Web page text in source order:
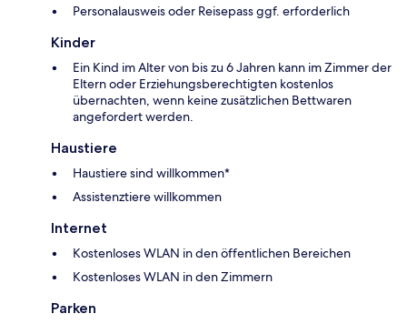
Personalausweis oder Reisepass ggf. erforderlich
Kinder
Ein Kind im Alter von bis zu 6 Jahren kann im Zimmer der
Eltern oder Erziehungsberechtigten kostenlos
übernachten, wenn keine zusätzlichen Bettwaren
angefordert werden.
Haustiere
Haustiere sind willkommen*
Assistenztiere willkommen
Internet
Kostenloses WLAN in den öffentlichen Bereichen
Kostenloses WLAN in den Zimmern
Parken